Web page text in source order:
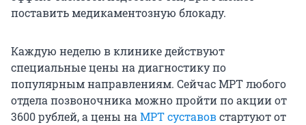
поставить медикаментозную блокаду.
Каждую неделю в клинике действуют
специальные цены на диагностику по
популярным направлениям. Сейчас МРТ любого
отдела позвоночника можно пройти по акции от
3600 рублей, а цены наМРТ суставовстартуют от